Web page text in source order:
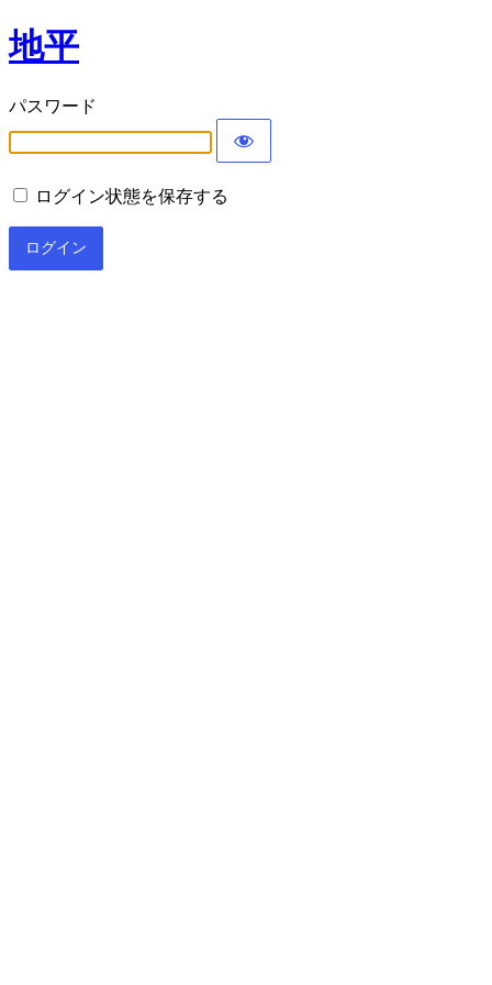
地平
パスワード
ログイン状態を保存する